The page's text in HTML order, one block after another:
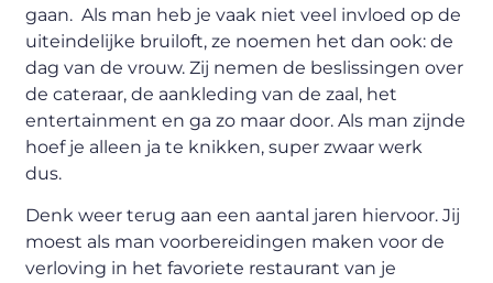
gaan. Als man heb je vaak niet veel invloed op de
uiteindelijke bruiloft, ze noemen het dan ook: de
dag van de vrouw. Zij nemen de beslissingen over
de cateraar, de aankleding van de zaal, het
entertainment en ga zo maar door.Als man zijnde
hoef je alleen ja te knikken, super zwaar werk
dus.
Denk weer terug aan een aantal jaren hiervoor. Jij
moest als man voorbereidingen maken voor de
verloving in het favoriete restaurant van je